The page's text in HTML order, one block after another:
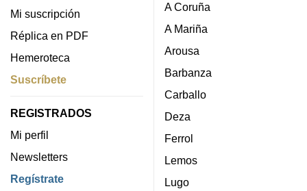
Mi suscripción
Réplica en PDF
Hemeroteca
Suscríbete
REGISTRADOS
Mi perfil
Newsletters
Regístrate
A Coruña
A Mariña
Arousa
Barbanza
Carballo
Deza
Ferrol
Lemos
Lugo